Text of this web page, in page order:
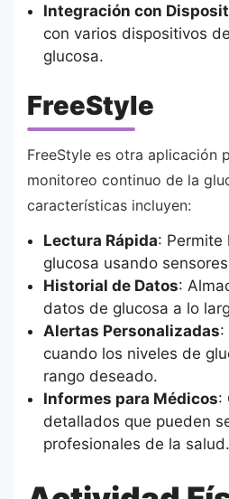
Integración con
con varios dispositivos
glucosa.
FreeStyle
FreeStyle es otra aplicación
monitoreo continuo de la
características incluyen:
Lectura Rápida: Permite
glucosa usando
Historial de Datos:
datos de glucosa a lo
Alertas Personalizadas:
cuando los niveles de
rango deseado.
Informes para Médicos:
detallados que pueden
profesionales de la salud.